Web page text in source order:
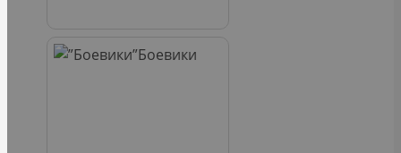
Боевики